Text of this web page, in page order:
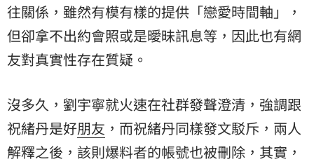
往關係，雖然有模有樣的提供「戀愛時間軸」，
但卻拿不出約會照或是曖昧訊息等，因此也有網
友對真實性存在質疑。
沒多久，劉宇寧就火速在社群發聲澄清，強調跟
祝緒丹是好朋友 ，而祝緒丹同樣發文駁斥，兩人
解釋之後，該則爆料者的帳號也被刪除，其實，